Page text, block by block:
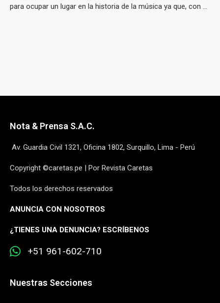
para ocupar un lugar en la historia de la música ya que, con ...
Nota & Prensa S.A.C.
Av. Guardia Civil 1321, Oficina 1802, Surquillo, Lima - Perú
Copyright ©caretas.pe | Por Revista Caretas
Todos los derechos reservados
ANUNCIA CON NOSOTROS
¿TIENES UNA DENUNCIA? ESCRÍBENOS
+51 961-602-710
Nuestras Secciones